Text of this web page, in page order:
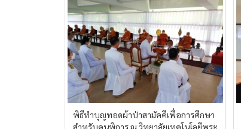
พิธีทำบุญทอดผ้าป่าสามัคคีเพื่อการศึกษา